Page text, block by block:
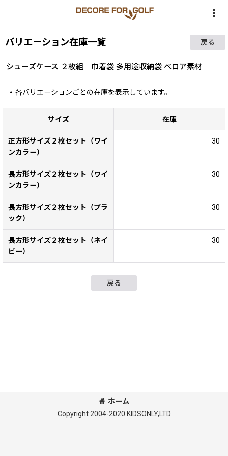
バリエーション在庫一覧 戻る
シューズケース ２枚組 巾着袋 多用途収納袋 ベロア素材
各バリエーションごとの在庫を表示しています。
サイズ 在庫
正方形サイズ２枚セット（ワイ
ンカラー）
30
長方形サイズ２枚セット（ワイ
ンカラー）
30
長方形サイズ２枚セット（ブラ
ック）
30
長方形サイズ２枚セット（ネイ
ビー）
30
戻る
ホーム
Copyright 2004-2020 KIDSONLY,LTD